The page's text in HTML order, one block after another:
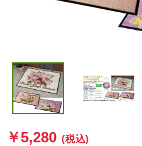
￥5,280 (税込)